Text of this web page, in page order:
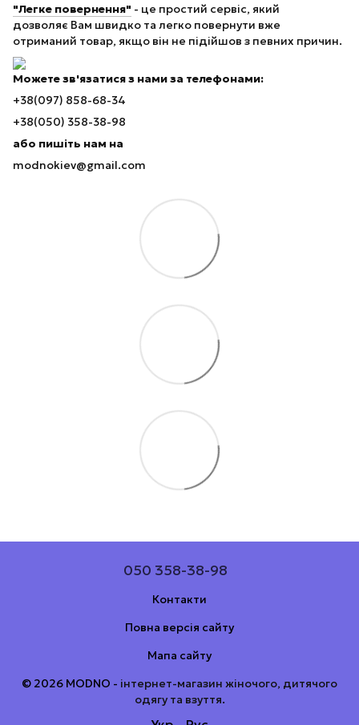
"Легке повернення" - це простий сервіс, який
дозволяє Вам швидко та легко повернути вже
отриманий товар, якщо він не підійшов з певних причин.
Можете зв'язатися з нами за телефонами:
+38(097) 858-68-34
+38(050) 358-38-98
або пишіть нам на
modnokiev@gmail.com
050 358-38-98
Контакти
Повна версія сайту
Мапа сайту
© 2026 MODNO - інтернет-магазин жіночого, дитячого
одягу та взуття.